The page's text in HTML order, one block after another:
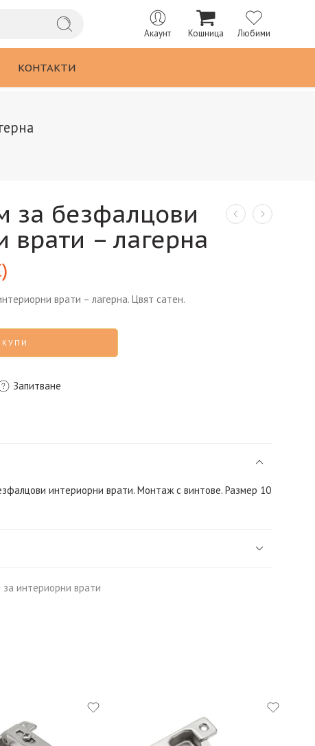
Акаунт Кошница Любими
КОНТАКТИ
за безфалцови
врати – лагерна
)
врати – лагерна. Цвят сатен.
КУПИ
Запитване
интериорни врати. Монтаж с винтове. Размер 10
интериорни врати